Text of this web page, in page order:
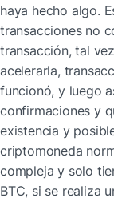
haya hecho algo.
transacciones no
transacción, tal
acelerarla,
funcionó, y luego
confirmaciones y
existencia y
criptomoneda
compleja y solo
BTC, si se realiza